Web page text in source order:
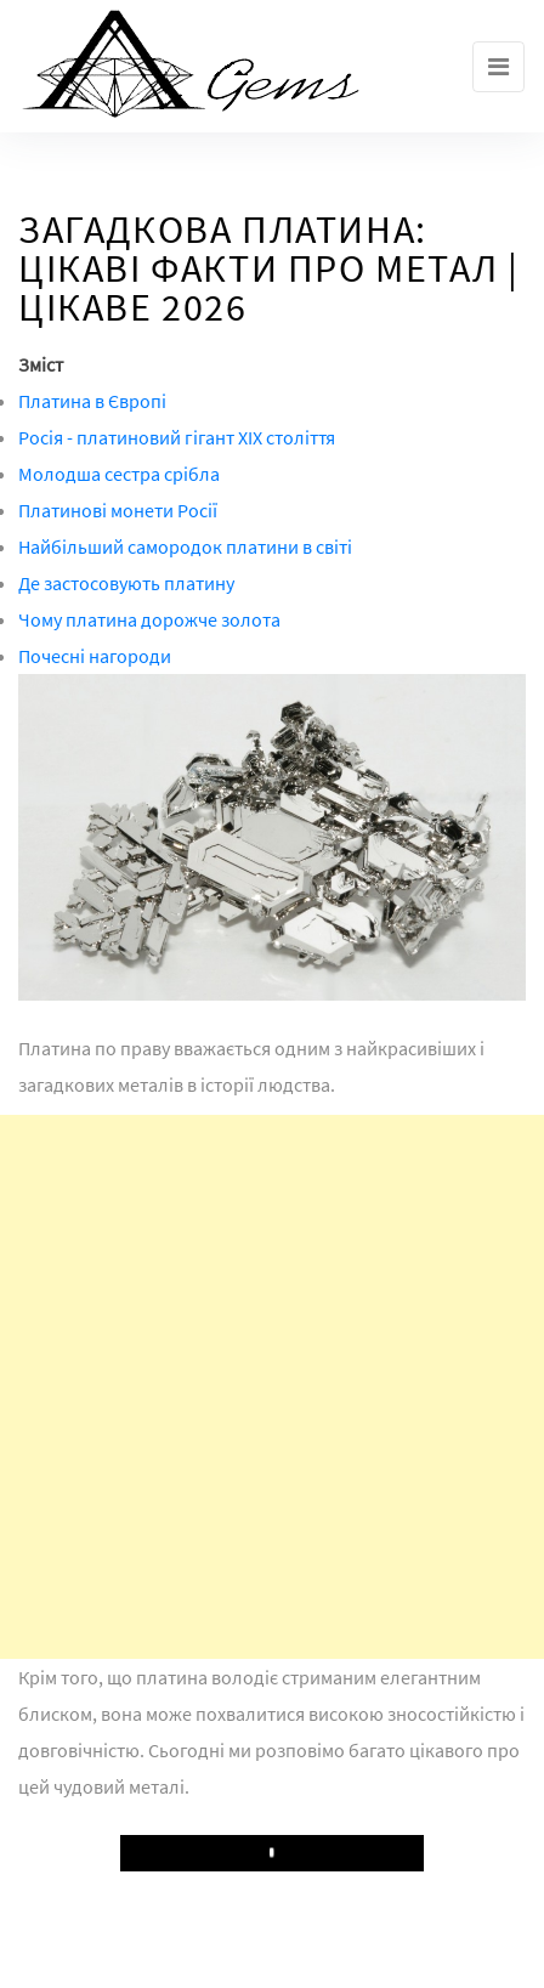
ЗАГАДКОВА ПЛАТИНА:
ЦІКАВІ ФАКТИ ПРО МЕТАЛ |
ЦІКАВЕ 2026
Зміст
Платина в Європі
Росія - платиновий гігант XIX століття
Молодша сестра срібла
Платинові монети Росії
Найбільший самородок платини в світі
Де застосовують платину
Чому платина дорожче золота
Почесні нагороди
Платина по праву вважається одним з найкрасивіших і
загадкових металів в історії людства.
Крім того, що платина володіє стриманим елегантним
блиском, вона може похвалитися високою зносостійкістю і
довговічністю. Сьогодні ми розповімо багато цікавого про
цей чудовий металі.
Play